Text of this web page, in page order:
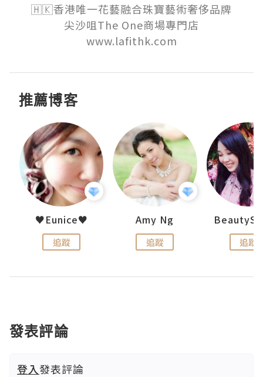
🇭🇰香港唯一花藝融合珠寶藝術奢侈品牌
尖沙咀The One商場專門店
www.lafithk.com
推薦博客
♥Eunice♥
追蹤
Amy Ng
追蹤 追蹤
發表評論
登入發表評論